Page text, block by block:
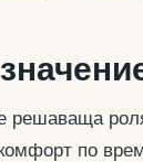
по